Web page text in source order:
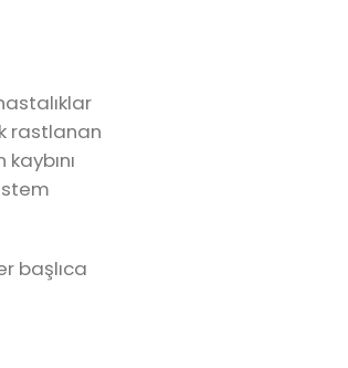
rastlanan
başlıca